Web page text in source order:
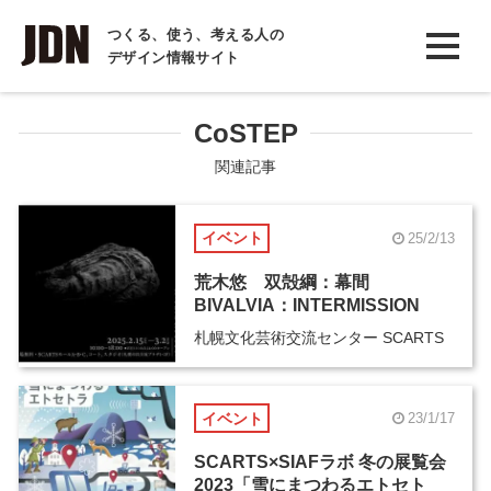
つくる、使う、考える人の
デザイン情報サイト
INTERVIEW
インタビュー
COLUMN
コラム
CoSTEP
関連記事
イベント 25/2/13
荒木悠 双殻綱：幕間
BIVALVIA：INTERMISSION
札幌文化芸術交流センター SCARTS
イベント 23/1/17
SCARTS×SIAFラボ 冬の展覧会
2023「雪にまつわるエトセト